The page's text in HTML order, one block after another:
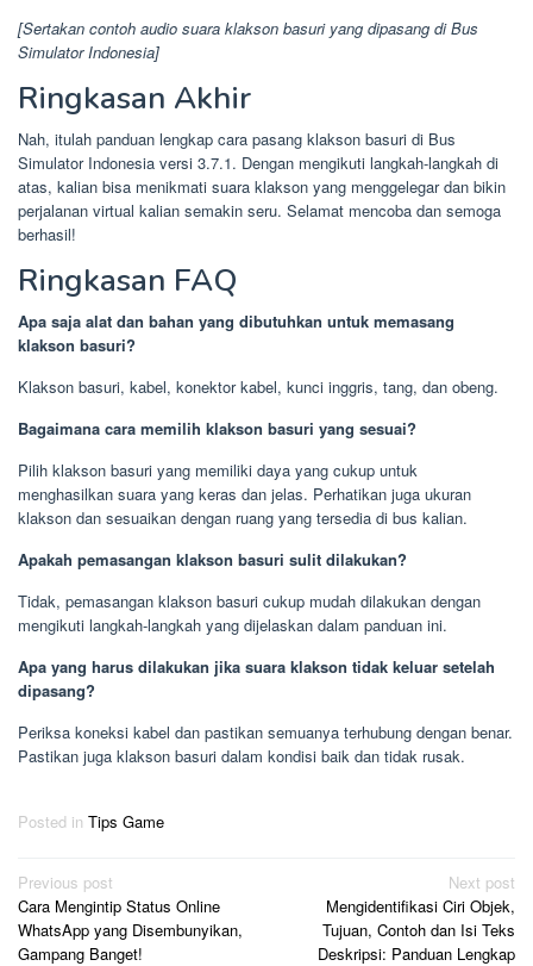
[Sertakan contoh audio suara klakson basuri yang dipasang di Bus
Simulator Indonesia]
Ringkasan Akhir
Nah, itulah panduan lengkap cara pasang klakson basuri di Bus
Simulator Indonesia versi 3.7.1. Dengan mengikuti langkah-langkah di
atas, kalian bisa menikmati suara klakson yang menggelegar dan bikin
perjalanan virtual kalian semakin seru. Selamat mencoba dan semoga
berhasil!
Ringkasan FAQ
Apa saja alat dan bahan yang dibutuhkan untuk memasang
klakson basuri?
Klakson basuri, kabel, konektor kabel, kunci inggris, tang, dan obeng.
Bagaimana cara memilih klakson basuri yang sesuai?
Pilih klakson basuri yang memiliki daya yang cukup untuk
menghasilkan suara yang keras dan jelas. Perhatikan juga ukuran
klakson dan sesuaikan dengan ruang yang tersedia di bus kalian.
Apakah pemasangan klakson basuri sulit dilakukan?
Tidak, pemasangan klakson basuri cukup mudah dilakukan dengan
mengikuti langkah-langkah yang dijelaskan dalam panduan ini.
Apa yang harus dilakukan jika suara klakson tidak keluar setelah
dipasang?
Periksa koneksi kabel dan pastikan semuanya terhubung dengan benar.
Pastikan juga klakson basuri dalam kondisi baik dan tidak rusak.
Posted in Tips Game
Post
navigation
Previous post
Cara Mengintip Status Online
WhatsApp yang Disembunyikan,
Gampang Banget!
Next post
Mengidentifikasi Ciri Objek,
Tujuan, Contoh dan Isi Teks
Deskripsi: Panduan Lengkap